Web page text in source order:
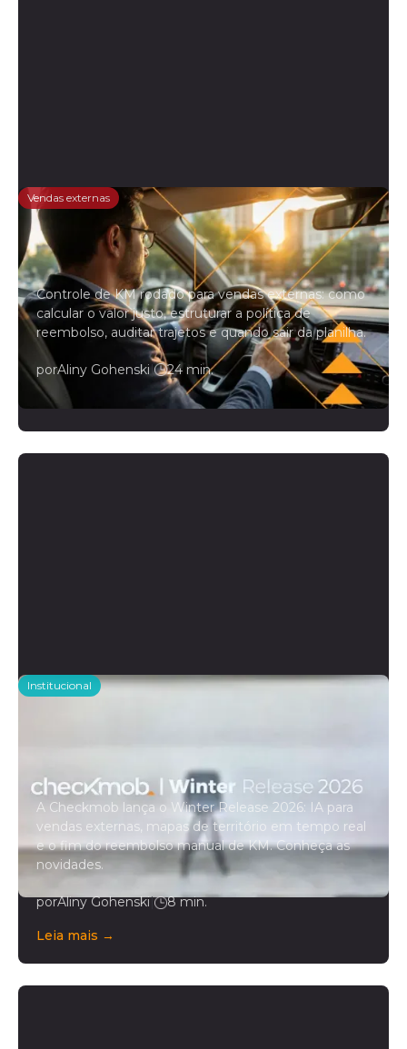
Vendas externas
Controle de KM rodado para
vendedores externos: o guia
completo
Controle de KM rodado para vendas externas: como
calcular o valor justo, estruturar a política de
reembolso, auditar trajetos e quando sair da planilha.
porAliny Gohenski| 24 min.
Leia mais →
Institucional
Checkmob anuncia o Winter
operação de campo
A Checkmob lança o Winter Release 2026: IA para
vendas externas, mapas de território em tempo real
e o fim do reembolso manual de KM. Conheça as
novidades.
porAliny Gohenski| 8 min.
Leia mais →